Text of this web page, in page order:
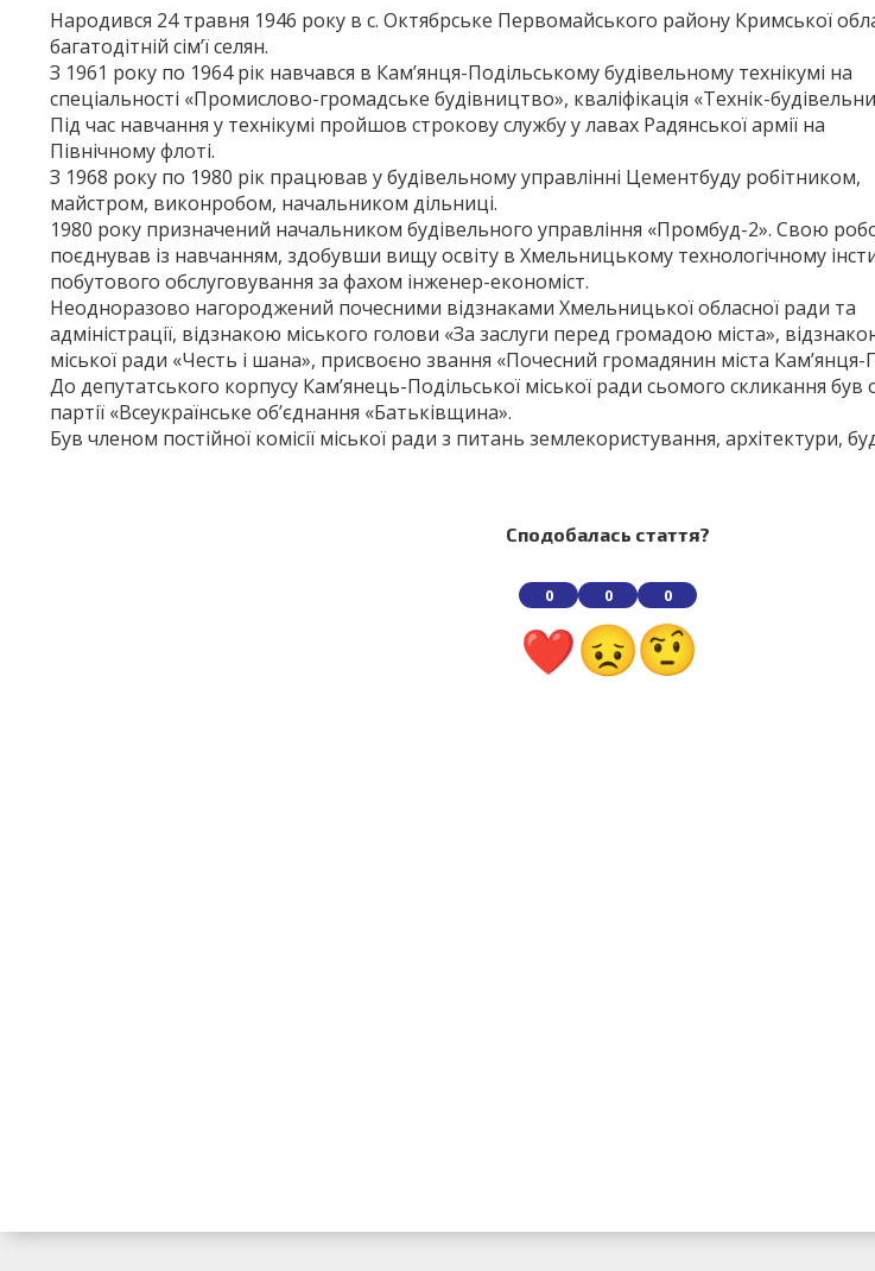
Народився 24 травня 1946 року в с. Октябрське Первомайського району Кримської
багатодітній сім’ї селян.
З 1961 року по 1964 рік навчався в Кам’янця-Подільському будівельному технікумі на
спеціальності «Промислово-громадське будівництво», кваліфікація «Технік-
Під час навчання у технікумі пройшов строкову службу у лавах Радянської армії на
Північному флоті.
З 1968 року по 1980 рік працював у будівельному управлінні Цементбуду робітником,
майстром, виконробом, начальником дільниці.
1980 року призначений начальником будівельного управління «Промбуд-2». Свою
поєднував із навчанням, здобувши вищу освіту в Хмельницькому технологічному
побутового обслуговування за фахом інженер-економіст.
Неодноразово нагороджений почесними відзнаками Хмельницької обласної ради та
адміністрації, відзнакою міського голови «За заслуги перед громадою міста»,
міської ради «Честь і шана», присвоєно звання «Почесний громадянин міста Кам’янця-
До депутатського корпусу Кам’янець-Подільської міської ради сьомого скликання
партії «Всеукраїнське об’єднання «Батьківщина».
Був членом постійної комісії міської ради з питань землекористування, архітектури,
Сподобалась стаття?
0 0 0